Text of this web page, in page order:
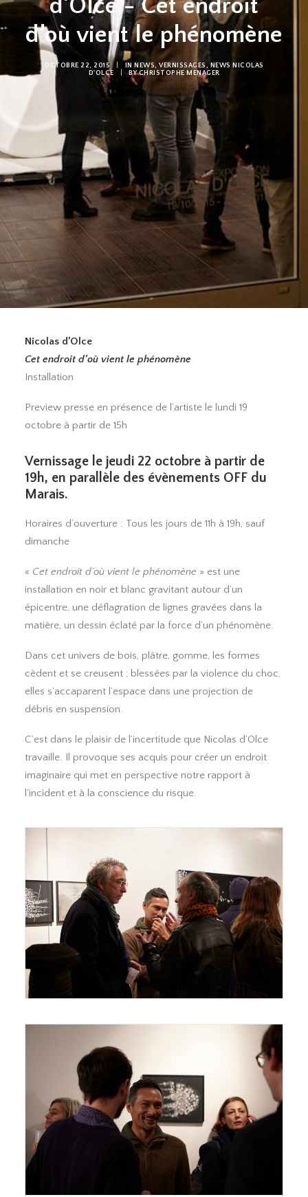
d'Olce - Cet endroit
d’où vient le phénomène
OCTOBRE 22, 2015 IN NEWS,VERNISSAGES, NEWS NICOLAS
D'OLCE
BYCHRISTOPHE MENAGER
Nicolas d’Olce
Cet endroit d’où vient le phénomène
Installation
Preview presse en présence de l’artiste le lundi 19
octobre à partir de 15h
Vernissage le jeudi 22 octobre à partir de
19h, en parallèle des évènements OFF du
Marais.
Horaires d’ouverture : Tous les jours de 11h à 19h, sauf
dimanche
« Cet endroit d’où vient le phénomène » est une
installation en noir et blanc gravitant autour d’un
épicentre, une déflagration de lignes gravées dans la
matière, un dessin éclaté par la force d’un phénomène.
Dans cet univers de bois, plâtre, gomme, les formes
cèdent et se creusent ; blessées par la violence du choc,
elles s’accaparent l’espace dans une projection de
débris en suspension.
C’est dans le plaisir de l’incertitude que Nicolas d’Olce
travaille. Il provoque ses acquis pour créer un endroit
imaginaire qui met en perspective notre rapport à
l’incident et à la conscience du risque.